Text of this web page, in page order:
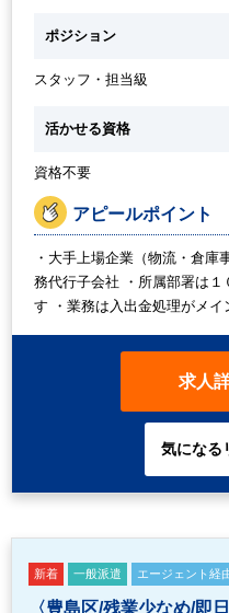
ポジション
スタッフ・担当級
活かせる資格
資格不要
アピールポイント
・大手上場企業（物流・倉庫
務代行子会社 ・所属部署は１
す ・業務は入出金処理がメ
転換を判断します ・週5日
員転換後は週2日までの在宅勤
求人
新着 一般派遣 エージェント経
〈豊島区/残業少なめ/即